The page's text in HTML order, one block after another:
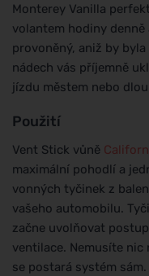
Monterey Vanilla
volantem hodiny
provoněný, aniž by
nádech vás příjemně
jízdu městem nebo
Použití
Vent Stick vůně
maximální pohodlí a
vonných tyčinek z
vašeho automobilu.
začne uvolňovat
ventilace. Nemusíte
se postará systém sám.